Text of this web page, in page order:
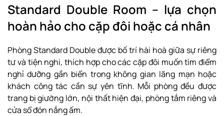
Standard Double Room – lựa chọn
hoàn hảo cho cặp đôi hoặc cá nhân
Phòng Standard Double được bố trí hài hoà giữa sự riêng
tư và tiện nghi, thích hợp cho các cặp đôi muốn tìm điểm
nghỉ dưỡng gần biển trong không gian lãng mạn hoặc
khách công tác cần sự yên tĩnh. Mỗi phòng đều được
trang bị giường lớn, nội thất hiện đại, phòng tắm riêng và
cửa sổ đón nắng ấm.